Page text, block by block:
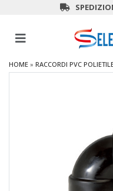
HOME » RACCORDI PVC